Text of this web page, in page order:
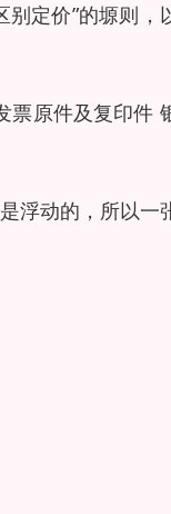
定价”的塬则，
票原件及复印件
浮动的，所以一